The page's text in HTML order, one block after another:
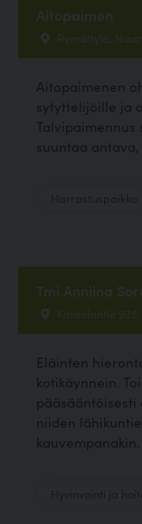
Aitopaimen
Rymättylä,
Aitopaimenen
sytyttelijöille ja
Talvipaimennus
suuntaa
Tmi Anniina
Kantolantie
Eläinten
kotikäynnein.
niiden